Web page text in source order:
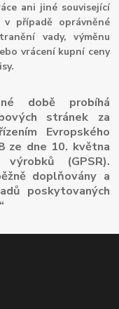
ani jiné související
případě oprávněné
vady, výměnu
vrácení kupní ceny
době probíhá
stránek za
Evropského
ze dne 10. května
(GPSR).
doplňovány a
poskytovaných